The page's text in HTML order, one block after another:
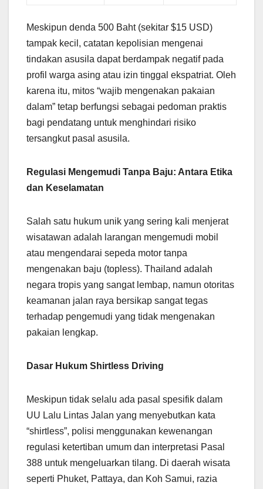
Meskipun denda 500 Baht (sekitar $15 USD)
tampak kecil, catatan kepolisian mengenai
tindakan asusila dapat berdampak negatif pada
profil warga asing atau izin tinggal ekspatriat. Oleh
karena itu, mitos “wajib mengenakan pakaian
dalam” tetap berfungsi sebagai pedoman praktis
bagi pendatang untuk menghindari risiko
tersangkut pasal asusila.
Regulasi Mengemudi Tanpa Baju: Antara Etika
dan Keselamatan
Salah satu hukum unik yang sering kali menjerat
wisatawan adalah larangan mengemudi mobil
atau mengendarai sepeda motor tanpa
mengenakan baju (topless). Thailand adalah
negara tropis yang sangat lembap, namun otoritas
keamanan jalan raya bersikap sangat tegas
terhadap pengemudi yang tidak mengenakan
pakaian lengkap.
Dasar Hukum Shirtless Driving
Meskipun tidak selalu ada pasal spesifik dalam
UU Lalu Lintas Jalan yang menyebutkan kata
“shirtless”, polisi menggunakan kewenangan
regulasi ketertiban umum dan interpretasi Pasal
388 untuk mengeluarkan tilang. Di daerah wisata
seperti Phuket, Pattaya, dan Koh Samui, razia